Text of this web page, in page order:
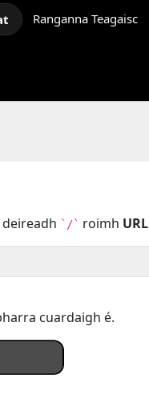
Ranganna Teagaisc
`/` roimh URL
cuardaigh é.